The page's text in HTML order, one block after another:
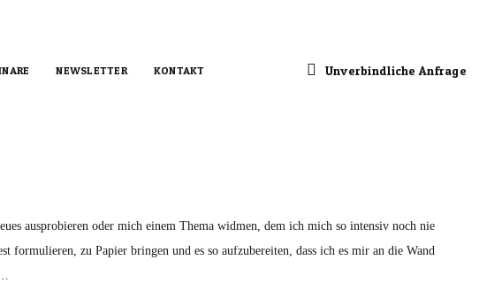
NEWSLETTER KONTAKT Unverbindliche Anfrage
ausprobieren oder mich einem Thema widmen, dem ich mich so intensiv noch nie
zu Papier bringen und es so aufzubereiten, dass ich es mir an die Wand